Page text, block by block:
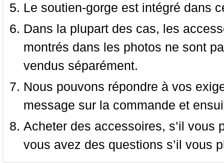
Le soutien-gorge est intégré dans
Dans la plupart des cas, les
montrés dans les photos ne sont
vendus séparément.
Nous pouvons répondre à vos
message sur la commande et
Acheter des accessoires, s’il
vous avez des questions s’il vous